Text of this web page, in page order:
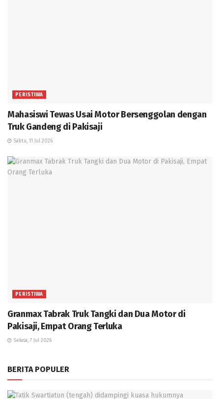
PERISTIWA
Mahasiswi Tewas Usai Motor Bersenggolan dengan
Truk Gandeng di Pakisaji
Sabtu, 11 Jul 2026
PERISTIWA
Granmax Tabrak Truk Tangki dan Dua Motor di
Pakisaji, Empat Orang Terluka
Selasa, 7 Jul 2026
BERITA POPULER